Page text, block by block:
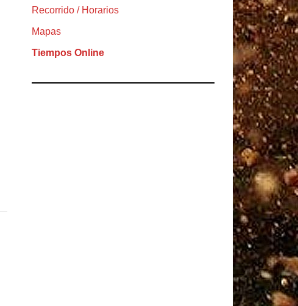
Recorrido / Horarios
Mapas
Tiempos Online